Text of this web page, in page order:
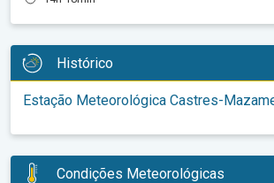
Histórico
Estação Meteorológica Castres-
Condições Meteorológicas